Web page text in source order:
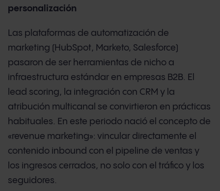
personalización
Las plataformas de automatización de
marketing (HubSpot, Marketo, Salesforce)
pasaron de ser herramientas de nicho a
infraestructura estándar en empresas B2B. El
lead scoring, la integración con CRM y la
atribución multicanal se convirtieron en prácticas
habituales. En este periodo nació el concepto de
«revenue marketing»: vincular directamente el
contenido inbound con el pipeline de ventas y
los ingresos cerrados, no solo con el tráfico y los
seguidores.